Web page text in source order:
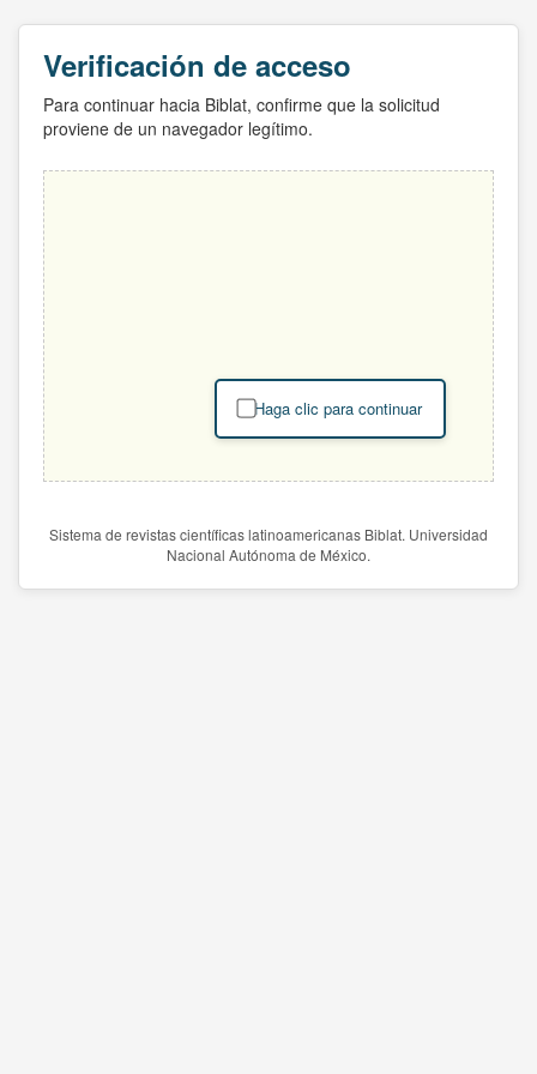
Verificación de acceso
Para continuar hacia Biblat, confirme que la solicitud
proviene de un navegador legítimo.
Haga clic para continuar
Sistema de revistas científicas latinoamericanas Biblat. Universidad
Nacional Autónoma de México.